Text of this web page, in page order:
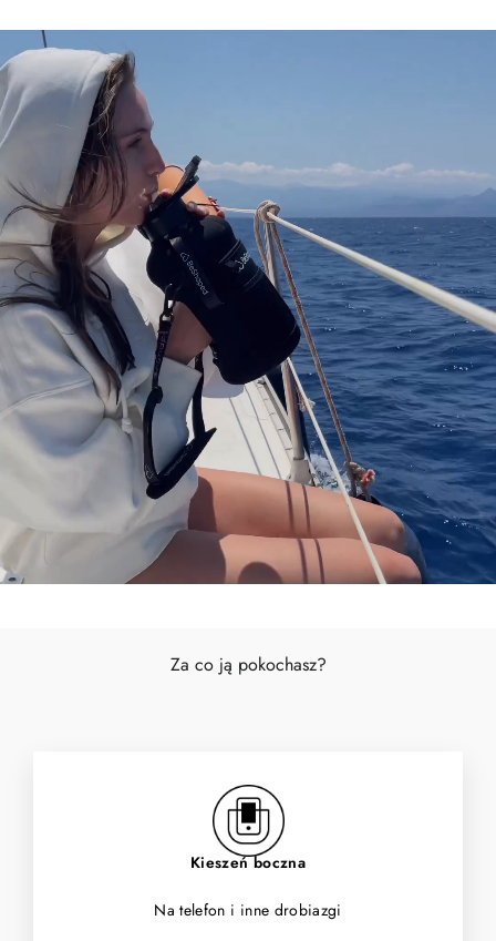
Za co ją pokochasz?
Kieszeń boczna
Na telefon i inne drobiazgi